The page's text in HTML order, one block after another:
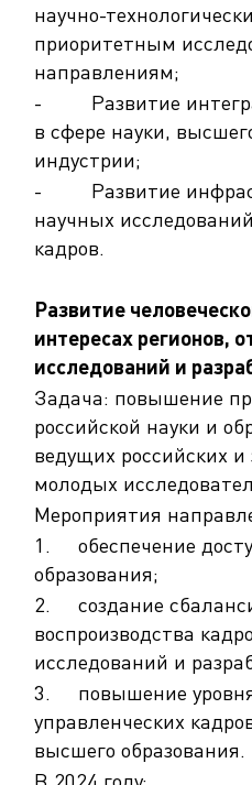
научно-
приоритетным
направлениям;
- Развитие
в сфере науки,
индустрии;
- Развитие
научных
кадров.
Развитие
интересах регионов,
исследований и
Задача: повышение
российской науки и
ведущих российских
молодых
Мероприятия
1. обеспечение
образования;
2. создание
воспроизводства
исследований и
3. повышение
управленческих
высшего образования.